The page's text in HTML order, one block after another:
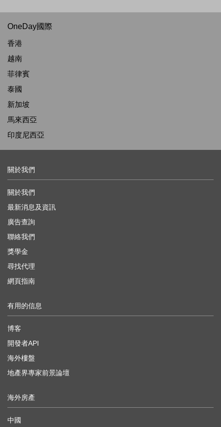
OneDay國際
香港
越南
菲律賓
泰國
新加坡
馬來西亞
印度尼西亞
關於我們
關於我們
最新消息及資訊
廣告查詢
聯絡我們
獎學金
尋找代理
網頁指南
有用的信息
博客
開發者API
海外樓盤
地產界專家前景論壇
海外房產
中國